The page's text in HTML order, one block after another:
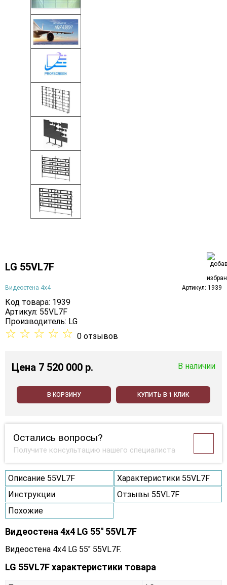
LG 55VL7F
Видеостена 4х4 Артикул: 1939
Код товара: 1939
Артикул: 55VL7F
Производитель: LG
☆ ☆ ☆ ☆ ☆ 0 отзывов
Цена 7 520 000 p. В наличии
В КОРЗИНУ КУПИТЬ В 1 КЛИК
Остались вопросы?
Получите консультацию нашего специалиста
Описание 55VL7F
Характеристики 55VL7F
Инструкции
Отзывы 55VL7F
Похожие
Видеостена 4x4 LG 55" 55VL7F
Видеостена 4x4 LG 55" 55VL7F.
LG 55VL7F характеристики товара